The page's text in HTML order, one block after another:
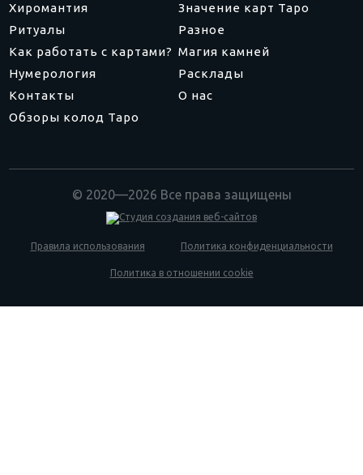
Хиромантия
Значение карт Таро
Ритуалы
Разное
Как работать с картами? Магия камней
Нумерология
Расклады
Контакты
О нас
Обзоры колод Таро
© 2020—2026 Все права защищены
Правила использования Политика конфиденциальности
Политика в отношении cookie